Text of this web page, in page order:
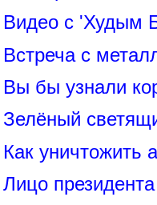
Видео с 'Худым
Встреча с
Вы бы узнали
Зелёный
Как уничтожить
Лицо